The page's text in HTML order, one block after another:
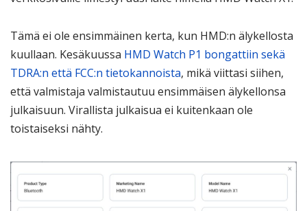
Tämä ei ole ensimmäinen kerta, kun HMD:n älykellosta
kuullaan. Kesäkuussa HMD Watch P1 bongattiin sekä
TDRA:n että FCC:n tietokannoista, mikä viittasi siihen,
että valmistaja valmistautuu ensimmäisen älykellonsa
julkaisuun. Virallista julkaisua ei kuitenkaan ole
toistaiseksi nähty.